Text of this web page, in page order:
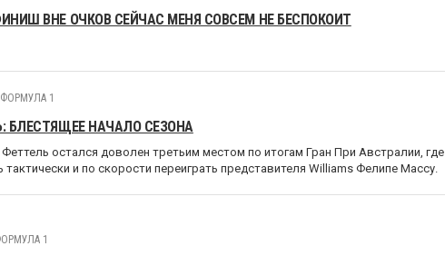
ВНЕ ОЧКОВ СЕЙЧАС МЕНЯ СОВСЕМ НЕ БЕСПОКОИТ
ФОРМУЛА 1
БЛЕСТЯЩЕЕ НАЧАЛО СЕЗОНА
остался доволен третьим местом по итогам Гран При Австралии, где
и по скорости переиграть представителя Williams Фелипе Массу.
1